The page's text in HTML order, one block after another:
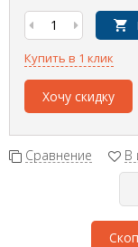
Купить в 1 клик
Хочу скидку
Сравнение В